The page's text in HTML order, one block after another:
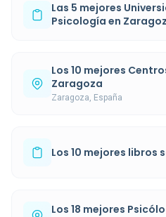
Las 5 mejores
Psicología en
Los 10 mejores
Zaragoza
Zaragoza, España
Los 10 mejores libros
Los 18 mejores